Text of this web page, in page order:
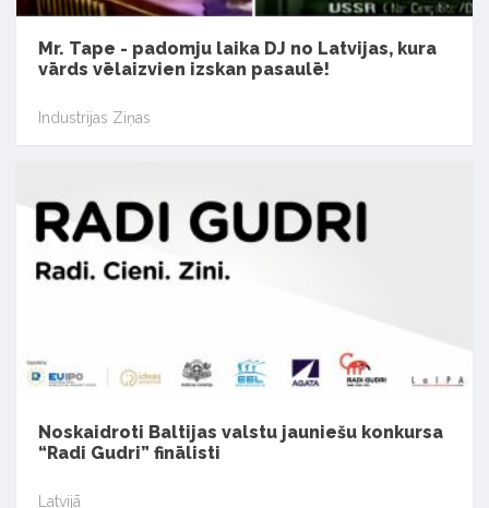
Mr. Tape - padomju laika DJ no Latvijas, kura
vārds vēlaizvien izskan pasaulē!
Industrijas Ziņas
Noskaidroti Baltijas valstu jauniešu konkursa
“Radi Gudri” finālisti
Latvijā